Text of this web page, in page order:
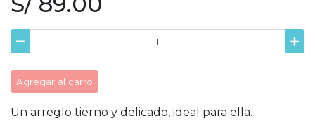
Agregar al carro
Un arreglo tierno y delicado, ideal para ella.